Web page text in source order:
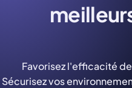
Favorisez l'efficacité
Sécurisez vos